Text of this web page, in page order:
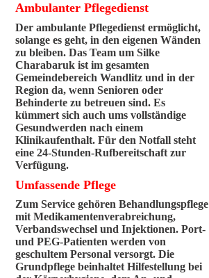
Ambulanter Pflegedienst
Der ambulante Pflegedienst ermöglicht,
solange es geht, in den eigenen Wänden
zu bleiben. Das Team um Silke
Charabaruk ist im gesamten
Gemeindebereich Wandlitz und in der
Region da, wenn Senioren oder
Behinderte zu betreuen sind. Es
kümmert sich auch ums vollständige
Gesundwerden nach einem
Klinikaufenthalt. Für den Notfall steht
eine 24-Stunden-Rufbereitschaft zur
Verfügung.
Umfassende Pflege
Zum Service gehören Behandlungspflege
mit Medikamentenverabreichung,
Verbandswechsel und Injektionen. Port-
und PEG-Patienten werden von
geschultem Personal versorgt. Die
Grundpflege beinhaltet Hilfestellung bei